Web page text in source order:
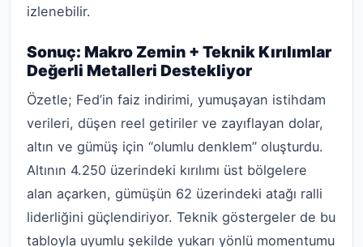
izlenebilir.
Sonuç: Makro Zemin + Teknik Kırılımlar
Değerli Metalleri Destekliyor
Özetle; Fed’in faiz indirimi, yumuşayan istihdam
verileri, düşen reel getiriler ve zayıflayan dolar,
altın ve gümüş için “olumlu denklem” oluşturdu.
Altının 4.250 üzerindeki kırılımı üst bölgelere
alan açarken, gümüşün 62 üzerindeki atağı ralli
liderliğini güçlendiriyor. Teknik göstergeler de bu
tabloyla uyumlu şekilde yukarı yönlü momentumu